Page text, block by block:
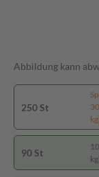
Abbildung kann
250 St
90 St